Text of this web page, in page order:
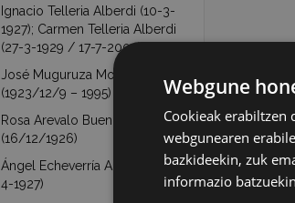
Ignacio Telleria Alberdi (10-3-
1927); Carmen Telleria Alberdi
(27-3-1929 / 17-7-2003)
José Muguruza Mondragón
(1923/12/9 – 1995)
Rosa Arevalo Buendía
(16/12/1926)
Ángel Echeverría Aranzábal (16-
4-1927)
Webgune
Cookieak erabiltzen
webgunearen
bazkideekin, zuk
informazio